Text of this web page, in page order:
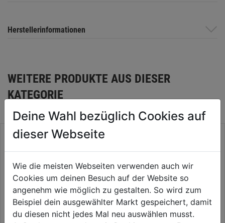
Herstellerinformationen
WEITERE PRODUKTE AUS DIESER
KATEGORIE
Deine Wahl bezüglich Cookies auf
dieser Webseite
Wie die meisten Webseiten verwenden auch wir
Cookies um deinen Besuch auf der Website so
angenehm wie möglich zu gestalten. So wird zum
Beispiel dein ausgewählter Markt gespeichert, damit
du diesen nicht jedes Mal neu auswählen musst.